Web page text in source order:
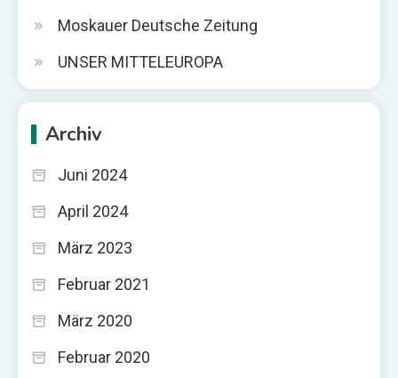
Moskauer Deutsche Zeitung
UNSER MITTELEUROPA
Archiv
Juni 2024
April 2024
März 2023
Februar 2021
März 2020
Februar 2020